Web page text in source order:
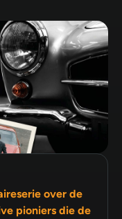
over de
pioniers die de